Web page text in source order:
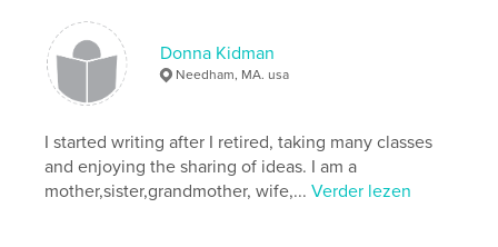
Donna Kidman
Needham, MA. usa
I started writing after I retired, taking many classes
and enjoying the sharing of ideas. I am a
mother,sister,grandmother, wife,...Verder lezen